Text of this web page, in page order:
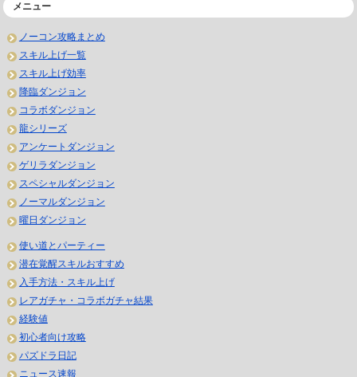
メニュー
ノーコン攻略まとめ
スキル上げ一覧
スキル上げ効率
降臨ダンジョン
コラボダンジョン
龍シリーズ
アンケートダンジョン
ゲリラダンジョン
スペシャルダンジョン
ノーマルダンジョン
曜日ダンジョン
使い道とパーティー
潜在覚醒スキルおすすめ
入手方法・スキル上げ
レアガチャ・コラボガチャ結果
経験値
初心者向け攻略
パズドラ日記
ニュース速報